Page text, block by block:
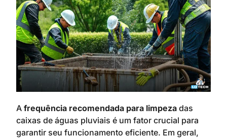
A frequência recomendada para limpeza das
caixas de águas pluviais é um fator crucial para
garantir seu funcionamento eficiente. Em geral,